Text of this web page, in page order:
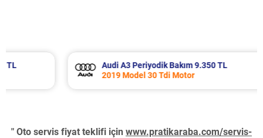
Audi A3 Periyodik Bakım 9.350 TL
2019 Model 30 Tdi Motor
" Oto servis fiyat teklifi için www.pratikaraba.com/servis-